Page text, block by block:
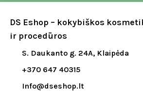
DS Eshop – kokybiškos
ir procedūros
S. Daukanto g. 24A, Klaipėda
+370 647 40315
Info@dseshop.lt